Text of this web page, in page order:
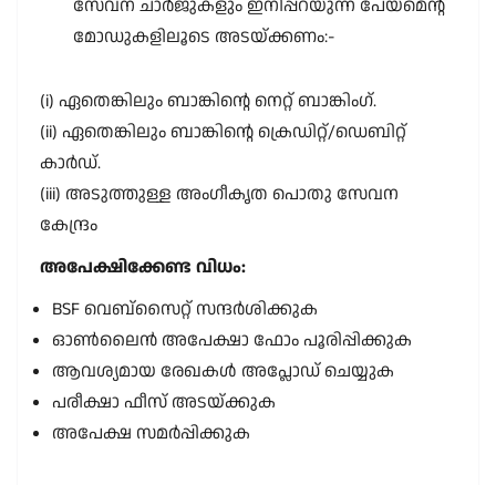
സേവന ചാർജുകളും ഇനിപ്പറയുന്ന പേയ്മെൻ്റ്
മോഡുകളിലൂടെ അടയ്ക്കണം:-
(i) ഏതെങ്കിലും ബാങ്കിൻ്റെ നെറ്റ് ബാങ്കിംഗ്.
(ii) ഏതെങ്കിലും ബാങ്കിൻ്റെ ക്രെഡിറ്റ്/ഡെബിറ്റ്
കാർഡ്.
(iii) അടുത്തുള്ള അംഗീകൃത പൊതു സേവന
കേന്ദ്രം
അപേക്ഷിക്കേണ്ട വിധം:
BSF വെബ്സൈറ്റ് സന്ദർശിക്കുക
ഓൺലൈൻ അപേക്ഷാ ഫോം പൂരിപ്പിക്കുക
ആവശ്യമായ രേഖകൾ അപ്ലോഡ് ചെയ്യുക
പരീക്ഷാ ഫീസ് അടയ്ക്കുക
അപേക്ഷ സമർപ്പിക്കുക